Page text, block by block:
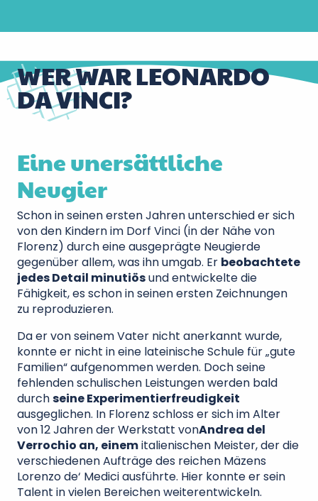
WER WAR LEONARDO
DA VINCI?
Eine unersättliche
Neugier
Schon in seinen ersten Jahren unterschied er sich
von den Kindern im Dorf Vinci (in der Nähe von
Florenz) durch eine ausgeprägte Neugierde
gegenüber allem, was ihn umgab. Er beobachtete
jedes Detail minutiösund entwickelte die
Fähigkeit, es schon in seinen ersten Zeichnungen
zu reproduzieren.
Da er von seinem Vater nicht anerkannt wurde,
konnte er nicht in eine lateinische Schule für „gute
Familien“ aufgenommen werden. Doch seine
fehlenden schulischen Leistungen werden bald
durchseine Experimentierfreudigkeit
ausgeglichen. In Florenz schloss er sich im Alter
von 12 Jahren der Werkstatt vonAndrea del
Verrochio an, einemitalienischen Meister, der die
verschiedenen Aufträge des reichen Mäzens
Lorenzo de‘ Medici ausführte. Hier konnte er sein
Talent in vielen Bereichen weiterentwickeln.